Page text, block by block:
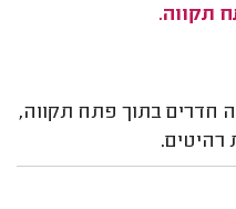
תקווה.
חדרים בתוך פתח תקווה,
רהיטים.